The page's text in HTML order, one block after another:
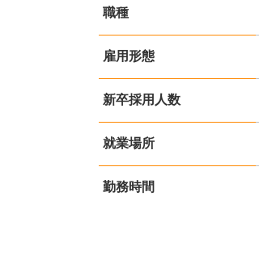
職種
雇用形態
新卒採用人数
就業場所
勤務時間